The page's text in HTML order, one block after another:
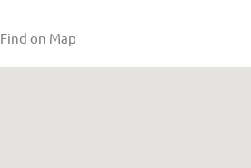
Find on Map